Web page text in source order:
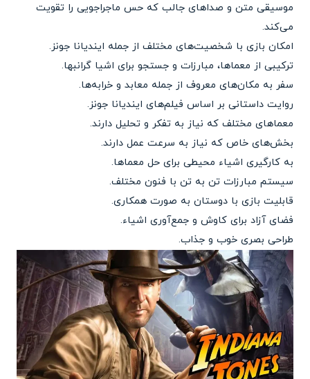
موسیقی متن و صداهای جالب که حس ماجراجویی را تقویت
می‌کند.
امکان بازی با شخصیت‌های مختلف از جمله ایندیانا جونز.
ترکیبی از معماها، مبارزات و جستجو برای اشیا گرانبها.
سفر به مکان‌های معروف از جمله معابد و خرابه‌ها.
روایت داستانی بر اساس فیلم‌های ایندیانا جونز.
معماهای مختلف که نیاز به تفکر و تحلیل دارند.
بخش‌های خاص که نیاز به سرعت عمل دارند.
به کارگیری اشیاء محیطی برای حل معماها.
سیستم مبارزات تن به تن با فنون مختلف.
قابلیت بازی با دوستان به صورت همکاری.
فضای آزاد برای کاوش و جمع‌آوری اشیاء.
طراحی بصری خوب و جذاب.